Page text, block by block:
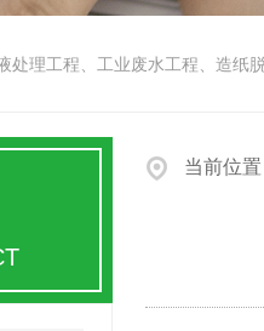
处理工程、工业废水工程、造纸
当前位